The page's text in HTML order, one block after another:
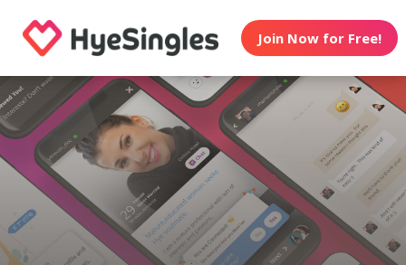
Join Now for Free!